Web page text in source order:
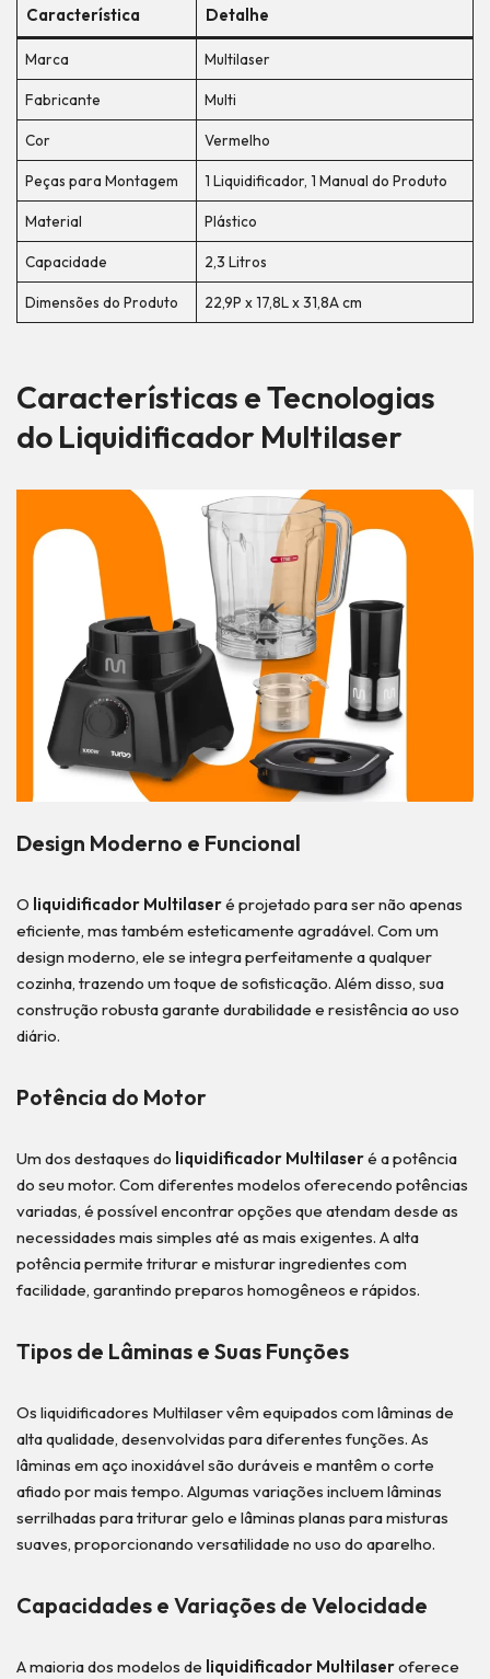
Característica Detalhe
Marca Multilaser
Fabricante Multi
Cor Vermelho
Peças para Montagem 1 Liquidificador, 1 Manual do Produto
Material Plástico
Capacidade 2,3 Litros
Dimensões do Produto 22,9P x 17,8L x 31,8A cm
Características e Tecnologias
do Liquidificador Multilaser
Design Moderno e Funcional
O liquidificador Multilaseré projetado para ser não apenas
eficiente, mas também esteticamente agradável. Com um
design moderno, ele se integra perfeitamente a qualquer
cozinha, trazendo um toque de sofisticação. Além disso, sua
construção robusta garante durabilidade e resistência ao uso
diário.
Potência do Motor
Um dos destaques do liquidificador Multilaseré a potência
do seu motor. Com diferentes modelos oferecendo potências
variadas, é possível encontrar opções que atendam desde as
necessidades mais simples até as mais exigentes. A alta
potência permite triturar e misturar ingredientes com
facilidade, garantindo preparos homogêneos e rápidos.
Tipos de Lâminas e Suas Funções
Os liquidificadores Multilaser vêm equipados com lâminas de
alta qualidade, desenvolvidas para diferentes funções. As
lâminas em aço inoxidável são duráveis e mantêm o corte
afiado por mais tempo. Algumas variações incluem lâminas
serrilhadas para triturar gelo e lâminas planas para misturas
suaves, proporcionando versatilidade no uso do aparelho.
Capacidades e Variações de Velocidade
A maioria dos modelos de liquidificador Multilaseroferece